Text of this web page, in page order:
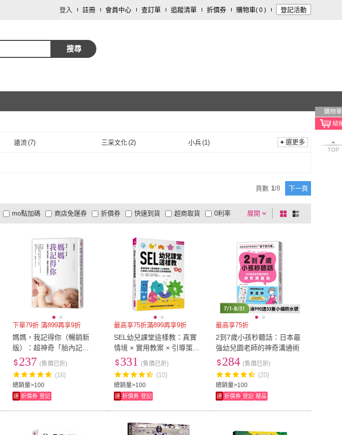
登入 註冊 會員中心 查訂單 追蹤清單 折價券 購物車( 0 ) 登記活動
搜尋
購物車
TOP
遠流(7) 三采文化(2) 小兵(1)
風車圖書(1) 維京國際(2) 大好書屋(1)
文經出版社(4) 木馬文化(1) 世茂(2)
風和文創( ) 香港三聯書店 (1
萬里機構 ) 1)
沐風文化(1
樂律文化(6) 心靈工坊(3) 美藝學苑(1)
風車圖書(1) 維京國際(2) 大好書屋(1)
文經出版社 4 木馬文化 ) (2)
風和文創 香港三聯書店(1) 博思智庫( 1)
萬里機構 網路與書(1) 1)
沐風文化 (1) 商周(3) 野人(3)
選更多
頁數 1/8 下一頁
展開
折價券
有影片
商品有量 電視購物
mo點加碼 快速到貨 超商取貨
大家電安心配
大家電快配
商店免運券 0利率
及以上 3 及以上 1 及以上
棋
盤
列
下單79折 滿899再享9折
媽媽，我記得你（暢銷新
版）：超神奇「胎內記
憶」，觸動百萬媽媽的心
總銷量>100
237 (售價已折)
(16)
速 折價券 登記
最高享75折滿899再享9折
SEL幼兒課堂這樣教：真實
情境 × 實用教案 × 引導策
略，化解從小班到大班的日
常情緒挑戰
總銷量>100
331
(售價已折)
(10)
速 折價券 登記
最高享75折
2到7歲小孩秒聽話：日本最
強幼兒園老師的神奇溝通術
總銷量>100
284 (售價已折)
(20)
速 折價券 登記 贈品